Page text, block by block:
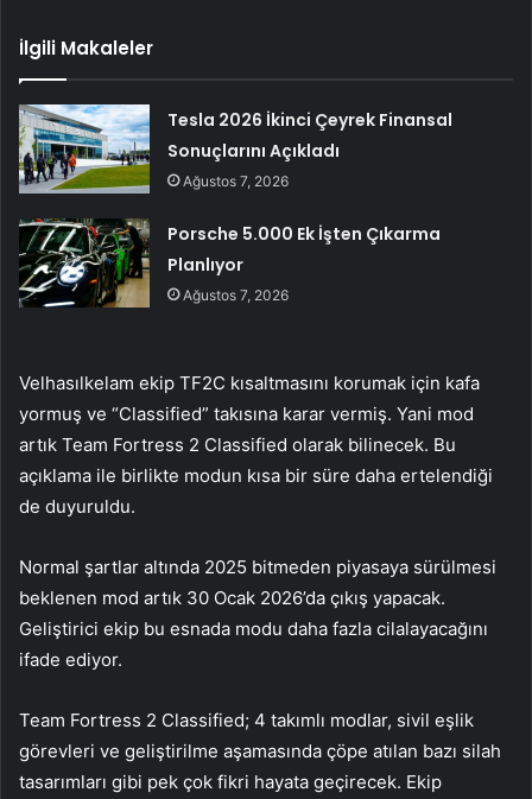
İlgili Makaleler
Tesla 2026 İkinci Çeyrek Finansal
Sonuçlarını Açıkladı
Ağustos 7, 2026
Porsche 5.000 Ek İşten Çıkarma
Planlıyor
Ağustos 7, 2026
Velhasılkelam ekip TF2C kısaltmasını korumak için kafa
yormuş ve “Classified” takısına karar vermiş. Yani mod
artık Team Fortress 2 Classified olarak bilinecek. Bu
açıklama ile birlikte modun kısa bir süre daha ertelendiği
de duyuruldu.
Normal şartlar altında 2025 bitmeden piyasaya sürülmesi
beklenen mod artık 30 Ocak 2026’da çıkış yapacak.
Geliştirici ekip bu esnada modu daha fazla cilalayacağını
ifade ediyor.
Team Fortress 2 Classified; 4 takımlı modlar, sivil eşlik
görevleri ve geliştirilme aşamasında çöpe atılan bazı silah
tasarımları gibi pek çok fikri hayata geçirecek. Ekip